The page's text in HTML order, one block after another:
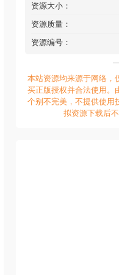
资源大小：
资源质量：
资源编号：
本站资源均来源于网络，
买正版授权并合法使用。
个别不完美，不提供使用
拟资源下载后